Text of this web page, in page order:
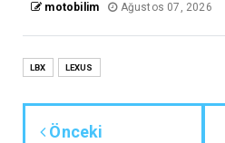
motobilim Ağustos 07, 2026
LBX LEXUS
Önceki